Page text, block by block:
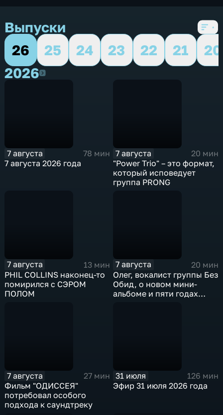
Выпуски
26
25 24 23 22 21
20
20262026
7 августа
78 мин
7 августа 2026 года
7 августа
20 мин
"Power Trio" – это формат,
который исповедует
группа PRONG
7 августа
13 мин
PHIL COLLINS наконец-то
помирился с СЭРОМ
ПОЛОМ
7 августа
20 мин
Олег, вокалист группы Без
Обид, о новом мини-
альбоме и пяти годах
7 августа
27 мин
Фильм "ОДИССЕЯ"
потребовал особого
подхода к саундтреку
31 июля
126 мин
Эфир 31 июля 2026 года